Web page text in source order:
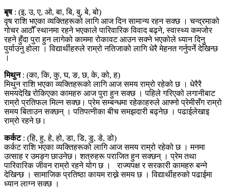
बृष: (इ, उ, ए, ओ, बा, बि, बु, बे, बो)
वृष राशि भएका व्यक्तिहरूको लागि आज दिन सामान्य रहन सक्छ । चन्द्रमाको
गोचर आठौँ स्थानमा रहने भएकाले पारिवारिक विवाद बढ्ने, स्वास्थ्य कमजोर
रहने हुँदा पुरा हुन लागेको काममा रोकावट आउन सक्ने भएकोले ध्यान दिनु
पुर्याउनु होला । विद्यार्थीहरुले राम्रो नतिजाको लागि धेरै मेहनत गर्नुपर्ने देखिन्छ
।
मिथुन: (का, कि, कु, घ, ङ, छ, के, को, ह)
मिथुन राशि भएका व्यक्तिहरूको लागि आज समय राम्रो रहेको छ । धेरैरै
समयदेखि रोकिएका कामहरु आज पुरा हुन सक्छ । पहिले गरिएको लगानीबाट
राम्रो प्रतिफल मिल्न सक्छ। प्रेम सम्बन्धमा रहेकाहरुले आफ्नो प्रेमीसँग राम्रो
समय बिताउन सक्छन् । पतिपत्नीका बीच समझदारी बढ्नेछ । पढाईलेखाइ
राम्रो रहने छ।
कर्कट: (हि, हु, हे, हो, डा, डि, डु, डे, डो)
कर्कट राशि भएका व्यक्तिहरूको लागि आज समय राम्रो रहेको छ । मनमा
उत्साह र उमङ्ग छाउनेछ। शत्रुहरू पराजित हुन सक्छन् । प्रेम तथा
पारिवारिक जीवन राम्रो रहने योग छ । राज्यपक्ष र सरकारी कामहरु बन्ने
देखिन्छ । सामाजिक प्रतिष्ठा कायम राख्ने समय छ । विद्यार्थीहरुको पढाईमा
ध्यान लाग्न सक्छ ।